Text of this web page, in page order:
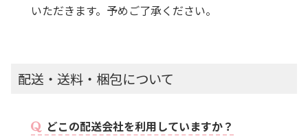
いただきます。予めご了承ください。
配送・送料・梱包について
どこの配送会社を利用していますか？